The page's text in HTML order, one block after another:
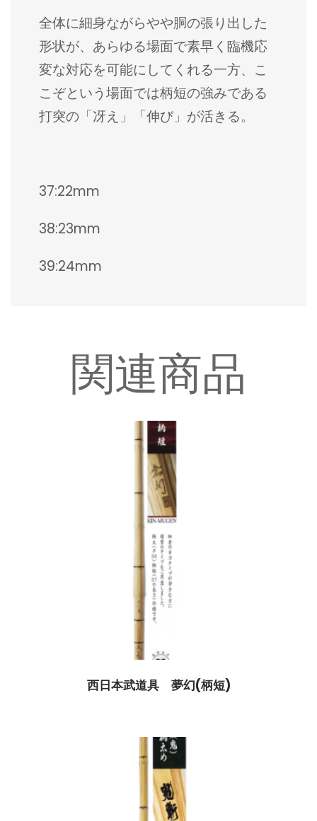
全体に細身ながらやや胴の張り出した
形状が、あらゆる場面で素早く臨機応
変な対応を可能にしてくれる一方、こ
こぞという場面では柄短の強みである
打突の「冴え」「伸び」が活きる。
37:22mm
38:23mm
39:24mm
関連商品
西日本武道具 夢幻(柄短)